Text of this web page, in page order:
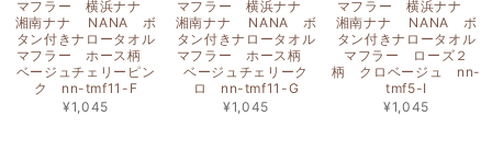
マフラー 横浜ナナ
湘南ナナ NANA ボ
タン付きナロータオル
マフラー ホース柄
ベージュチェリーピン
ク nn-tmf11-F
¥1,045
マフラー 横浜ナナ
湘南ナナ NANA ボ
タン付きナロータオル
マフラー ホース柄
ベージュチェリーク
ロ nn-tmf11-G
¥1,045
マフラー 横浜ナナ
湘南ナナ NANA ボ
タン付きナロータオル
マフラー ローズ２
柄 クロベージュ nn-
tmf5-I
¥1,045